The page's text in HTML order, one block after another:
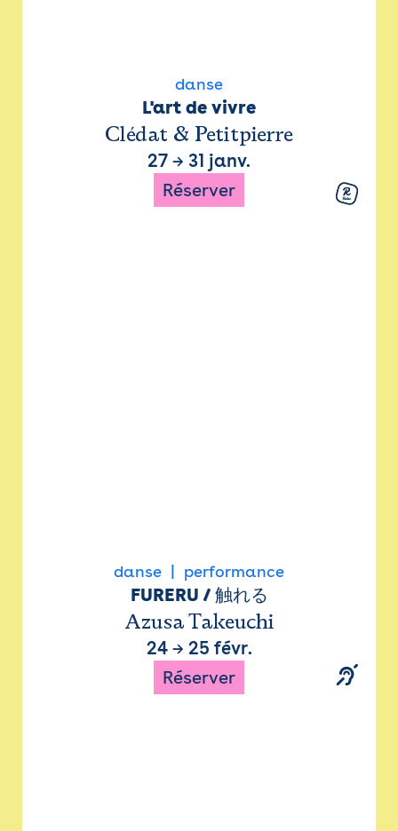
danse
L'art de vivre
Clédat & Petitpierre
27 → 31 janv.
Réserver
danse performance
FURERU / 触れる
Azusa Takeuchi
24→ 25 févr.
Réserver